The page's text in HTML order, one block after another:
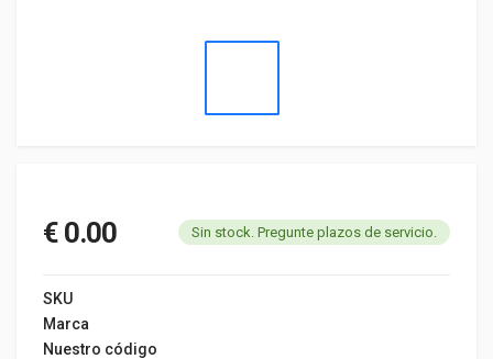
€ 0.00 Sin stock. Pregunte plazos de servicio.
SKU
Marca
Nuestro código